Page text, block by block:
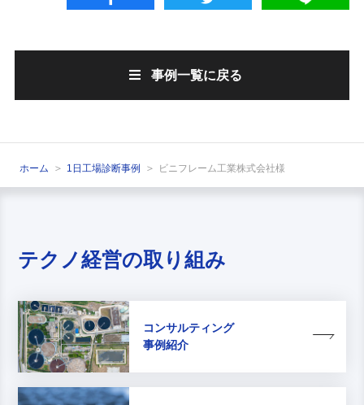
事例一覧に戻る
ホーム 1日工場診断事例 ビニフレーム工業株式会社様
テクノ経営の取り組み
コンサルティング
事例紹介